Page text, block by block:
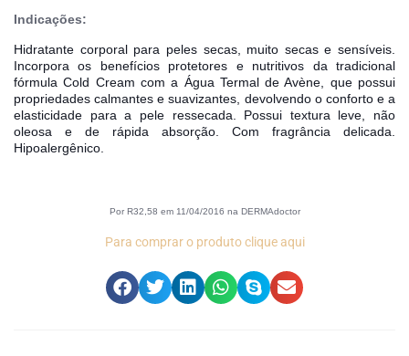
Indicações:
Hidratante corporal para peles secas, muito secas e sensíveis.
Incorpora os benefícios protetores e nutritivos da tradicional
fórmula Cold Cream com a Água Termal de Avène, que possui
propriedades calmantes e suavizantes, devolvendo o conforto e a
elasticidade para a pele ressecada. Possui textura leve, não
oleosa e de rápida absorção. Com fragrância delicada.
Hipoalergênico.
Por R32,58 em 11/04/2016 na DERMAdoctor
Para comprar o produto clique aqui